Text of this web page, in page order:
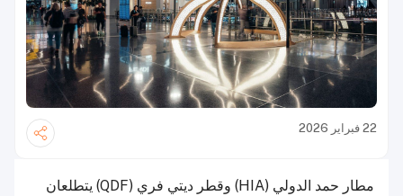
22 فبراير 2026
مطار حمد الدولي (HIA) وقطر ديتي فري (QDF) يتطلعان